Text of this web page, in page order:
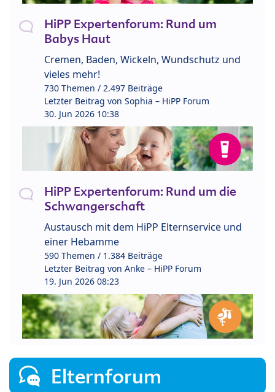
HiPP Expertenforum: Rund um
Babys Haut
Cremen, Baden, Wickeln, Wundschutz und
vieles mehr!
730 Themen / 2.497 Beiträge
Letzter Beitrag von Sophia – HiPP Forum
30. Jun 2026 10:38
HiPP Expertenforum: Rund um die
Schwangerschaft
Austausch mit dem HiPP Elternservice und
einer Hebamme
590 Themen / 1.384 Beiträge
Letzter Beitrag von Anke – HiPP Forum
19. Jun 2026 08:23
Elternforum